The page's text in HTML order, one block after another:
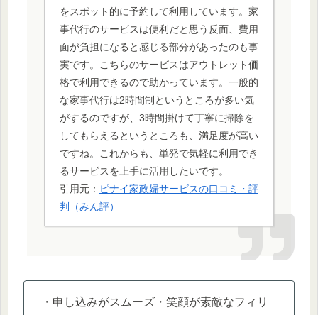
をスポット的に予約して利用しています。家
事代行のサービスは便利だと思う反面、費用
面が負担になると感じる部分があったのも事
実です。こちらのサービスはアウトレット価
格で利用できるので助かっています。一般的
な家事代行は2時間制というところが多い気
がするのですが、3時間掛けて丁寧に掃除を
してもらえるというところも、満足度が高い
ですね。これからも、単発で気軽に利用でき
るサービスを上手に活用したいです。
引用元： ピナイ家政婦サービスの口コミ・評
判（みん評）
・申し込みがスムーズ・笑顔が素敵なフィリ